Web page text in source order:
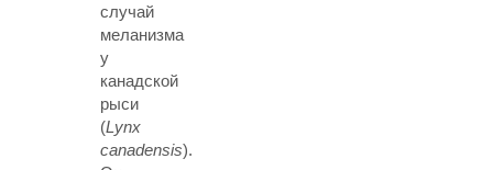
случай
меланизма
у
канадской
рыси
(Lynx
canadensis).